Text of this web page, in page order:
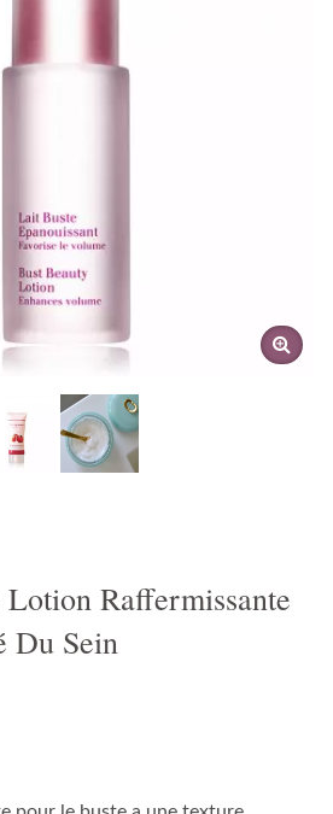
Raffermissante
Du Sein